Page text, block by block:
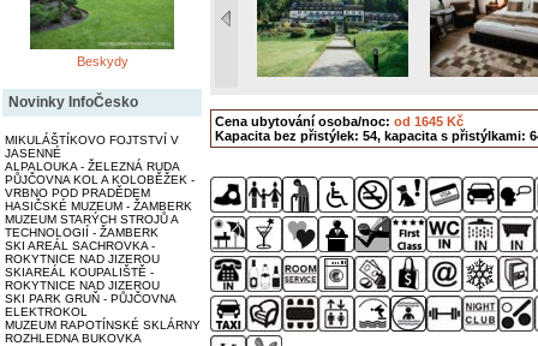
Beskydy
Novinky InfoČesko
MIKULÁŠTÍKOVO FOJTSTVÍ V
JASENNÉ
ALPALOUKA - ŽELEZNÁ RUDA
PŮJČOVNA KOL A KOLOBĚŽEK -
VRBNO POD PRADĚDEM
HASIČSKÉ MUZEUM - ŽAMBERK
MUZEUM STARÝCH STROJŮ A
TECHNOLOGIÍ - ŽAMBERK
SKI AREÁL SACHROVKA -
ROKYTNICE NAD JIZEROU
SKIAREÁL KOUPALIŠTĚ -
ROKYTNICE NAD JIZEROU
SKI PARK GRUŇ - PŮJČOVNA
ELEKTROKOL
MUZEUM RAPOTÍNSKÉ SKLÁRNY
ROZHLEDNA BUKOVKA
Cena ubytování osoba/noc: od 1645 Kč
Kapacita bez přistýlek: 54, kapacita s přistýlkami: